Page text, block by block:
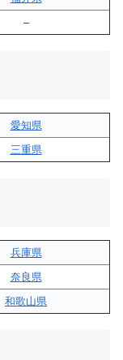
–
愛知県
三重県
兵庫県
奈良県
和歌山県